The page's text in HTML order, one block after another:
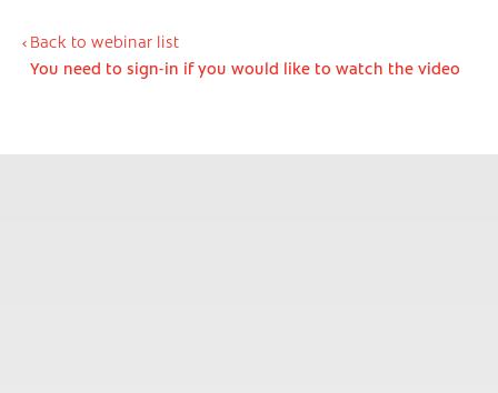
Back to webinar list
You need to sign-in if you would like to watch the video